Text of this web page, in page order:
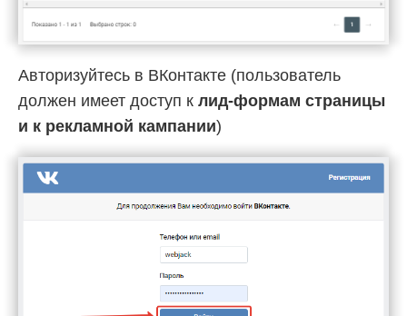
Авторизуйтесь в ВКонтакте (пользователь
должен имеет доступ к лид-формам страницы
и к рекламной кампании)